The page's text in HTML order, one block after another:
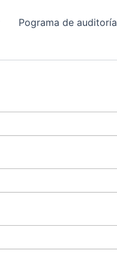
Pograma de auditoría